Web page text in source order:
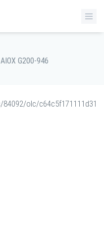
AIOX G200-946